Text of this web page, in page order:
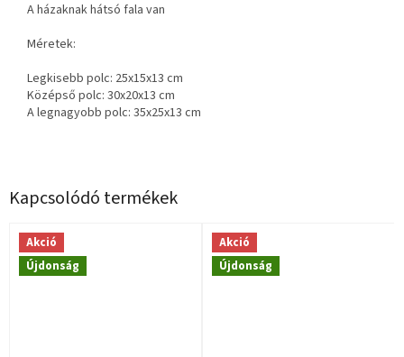
Kapcsolódó termékek
Akció
Újdonság
Akció
Újdonság
A házaknak hátsó fala van
Méretek:
Legkisebb polc: 25x15x13 cm
Középső polc: 30x20x13 cm
A legnagyobb polc: 35x25x13 cm